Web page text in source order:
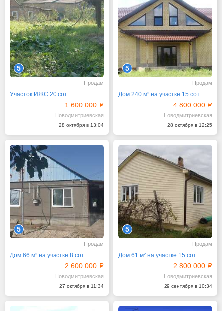
5
Продам
Участок ИЖС 20 сот.
1 600 000
Новодмитриевская
28 октября в 13:04
5
Продам
Дом 240 м² на участке 15 сот.
4 800 000
Новодмитриевская
28 октября в 12:25
5
Продам
Дом 66 м² на участке 8 сот.
2 600 000
Новодмитриевская
27 октября в 11:34
5
Продам
Дом 61 м² на участке 15 сот.
2 800 000
Новодмитриевская
29 сентября в 10:34